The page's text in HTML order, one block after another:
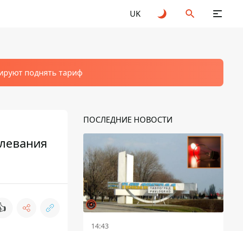
UK
поднять тариф
ПОСЛЕДНИЕ НОВОСТИ
14:43